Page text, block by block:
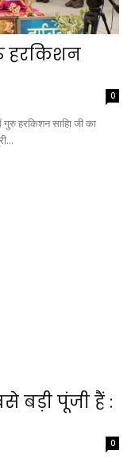
हरकिशन
0
हरकिशन साहिा जी का
बड़ी पूंजी हैं :
0